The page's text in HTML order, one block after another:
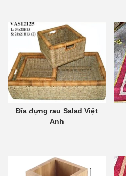
Đĩa đựng rau Salad Việt
Anh